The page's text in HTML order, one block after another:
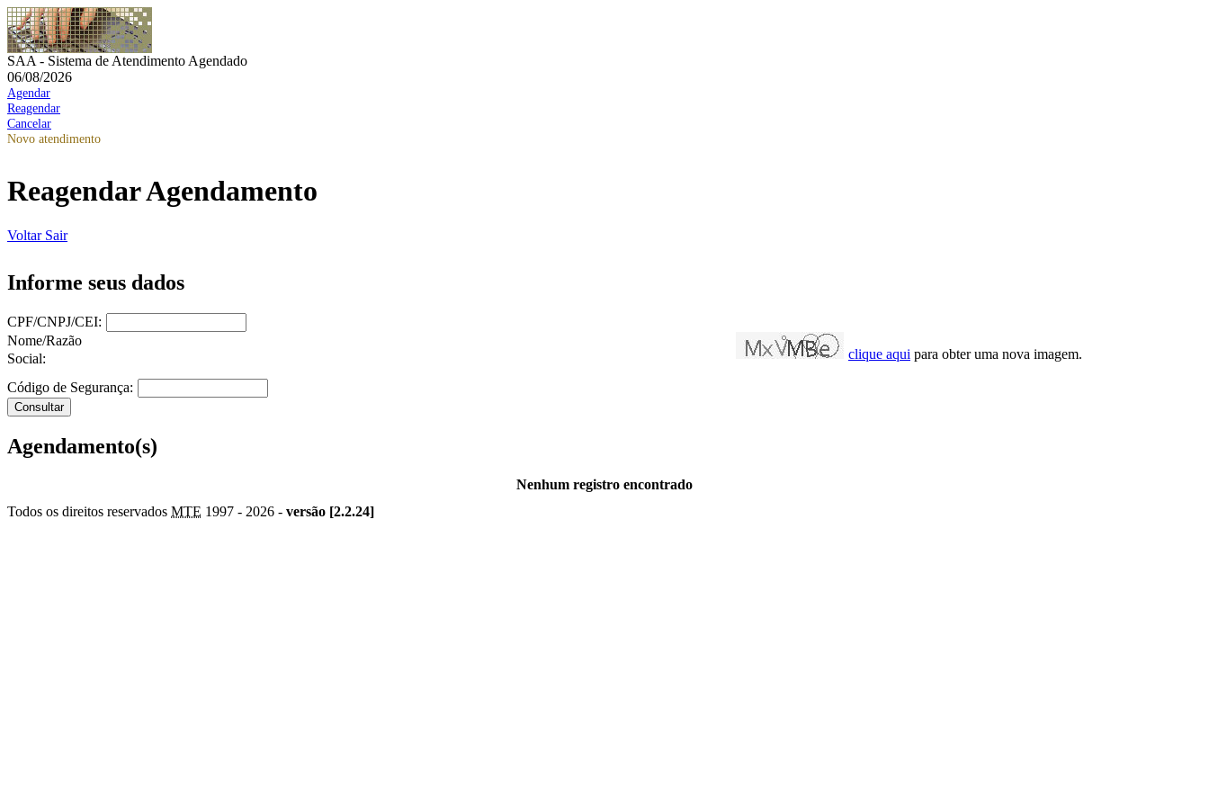
SAA - Sistema de Atendimento Agendado
06/08/2026
Agendar
Reagendar
Cancelar
Novo atendimento
Reagendar Agendamento
Voltar Sair
Informe seus dados
CPF/CNPJ/CEI:
Nome/Razão
Social:
clique aqui para obter uma nova imagem.
Código de Segurança:
Agendamento(s)
Nenhum registro encontrado
Todos os direitos reservados MTE 1997 - 2026 - versão [2.2.24]